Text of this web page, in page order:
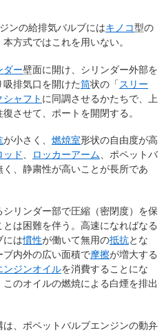
ンの給排気バルブにはキノコ型の
方式ではこれを用いない。
ダー壁面に開け、シリンダー外部を
排気口を開けた筒状の「 スリー
シャフト に同調させるかたちで、上
させて、ポートを開閉する。
が小さく、 燃焼室形状の自由度が高
ッド、 ロッカーアーム、ポペットバ
、静粛性が高いことが長所であ
シリンダー部で圧縮（密閉度）を保
は困難を伴う。高速になればなる
には慣性が働いて無用の抵抗とな
ブ内外の広い面積で摩擦が増大する
ンジンオイルを消費することにな
のオイルの燃焼による白煙を排出
、ポペットバルブエンジンの動弁